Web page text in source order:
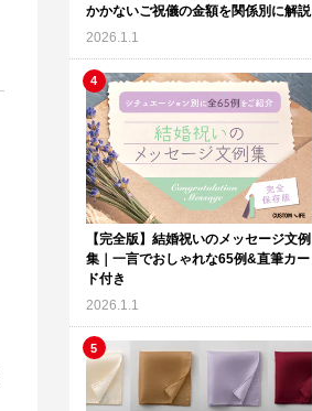
かかないご祝儀の金額を関係別に解説
2026.1.1
【完全版】結婚祝いのメッセージ文例
集｜一言でおしゃれな65例&直筆カー
ド付き
2026.1.1